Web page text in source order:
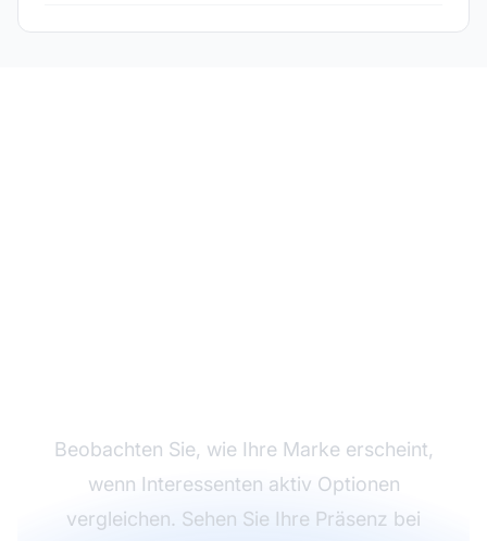
Beobachten Sie, wie Ihre Marke erscheint,
wenn Interessenten aktiv Optionen
vergleichen. Sehen Sie Ihre Präsenz bei